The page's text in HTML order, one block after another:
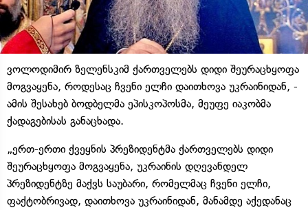
ვოლოდიმირ ზელენსკიმ ქართველებს დიდი შეურაცხყოფა
მოგვაყენა, როდესაც ჩვენი ელჩი დაითხოვა უკრაინიდან, -
ამის შესახებ ბოდბელმა ეპისკოპოსმა, მეუფე იაკობმა
ქადაგებისას განაცხადა.
„ერთ-ერთი ქვეყნის პრეზიდენტმა ქართველებს დიდი
შეურაცხყოფა მოგვაყენა, უკრაინის დღევანდელ
პრეზიდენტზე მაქვს საუბარი, რომელმაც ჩვენი ელჩი,
ფაქტობრივად, დაითხოვა უკრაინიდან, მანამდე აქედანაც